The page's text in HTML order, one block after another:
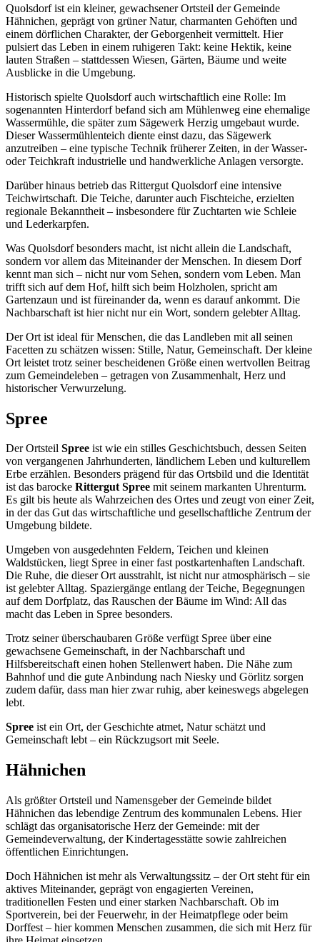
Quolsdorf ist ein kleiner, gewachsener Ortsteil der Gemeinde
Hähnichen, geprägt von grüner Natur, charmanten Gehöften und
einem dörflichen Charakter, der Geborgenheit vermittelt. Hier
pulsiert das Leben in einem ruhigeren Takt: keine Hektik, keine
lauten Straßen – stattdessen Wiesen, Gärten, Bäume und weite
Ausblicke in die Umgebung.
Historisch spielte Quolsdorf auch wirtschaftlich eine Rolle: Im
sogenannten Hinterdorf befand sich am Mühlenweg eine ehemalige
Wassermühle, die später zum Sägewerk Herzig umgebaut wurde.
Dieser Wassermühlenteich diente einst dazu, das Sägewerk
anzutreiben – eine typische Technik früherer Zeiten, in der Wasser-
oder Teichkraft industrielle und handwerkliche Anlagen versorgte.
Darüber hinaus betrieb das Rittergut Quolsdorf eine intensive
Teichwirtschaft. Die Teiche, darunter auch Fischteiche, erzielten
regionale Bekanntheit – insbesondere für Zuchtarten wie Schleie
und Lederkarpfen.
Was Quolsdorf besonders macht, ist nicht allein die Landschaft,
sondern vor allem das Miteinander der Menschen. In diesem Dorf
kennt man sich – nicht nur vom Sehen, sondern vom Leben. Man
trifft sich auf dem Hof, hilft sich beim Holzholen, spricht am
Gartenzaun und ist füreinander da, wenn es darauf ankommt. Die
Nachbarschaft ist hier nicht nur ein Wort, sondern gelebter Alltag.
Der Ort ist ideal für Menschen, die das Landleben mit all seinen
Facetten zu schätzen wissen: Stille, Natur, Gemeinschaft. Der kleine
Ort leistet trotz seiner bescheidenen Größe einen wertvollen Beitrag
zum Gemeindeleben – getragen von Zusammenhalt, Herz und
historischer Verwurzelung.
Spree
Der Ortsteil Spree ist wie ein stilles Geschichtsbuch, dessen Seiten
von vergangenen Jahrhunderten, ländlichem Leben und kulturellem
Erbe erzählen. Besonders prägend für das Ortsbild und die Identität
ist das barocke Rittergut Spree mit seinem markanten Uhrenturm.
Es gilt bis heute als Wahrzeichen des Ortes und zeugt von einer Zeit,
in der das Gut das wirtschaftliche und gesellschaftliche Zentrum der
Umgebung bildete.
Umgeben von ausgedehnten Feldern, Teichen und kleinen
Waldstücken, liegt Spree in einer fast postkartenhaften Landschaft.
Die Ruhe, die dieser Ort ausstrahlt, ist nicht nur atmosphärisch – sie
ist gelebter Alltag. Spaziergänge entlang der Teiche, Begegnungen
auf dem Dorfplatz, das Rauschen der Bäume im Wind: All das
macht das Leben in Spree besonders.
Trotz seiner überschaubaren Größe verfügt Spree über eine
gewachsene Gemeinschaft, in der Nachbarschaft und
Hilfsbereitschaft einen hohen Stellenwert haben. Die Nähe zum
Bahnhof und die gute Anbindung nach Niesky und Görlitz sorgen
zudem dafür, dass man hier zwar ruhig, aber keineswegs abgelegen
lebt.
Spree ist ein Ort, der Geschichte atmet, Natur schätzt und
Gemeinschaft lebt – ein Rückzugsort mit Seele.
Hähnichen
Als größter Ortsteil und Namensgeber der Gemeinde bildet
Hähnichen das lebendige Zentrum des kommunalen Lebens. Hier
schlägt das organisatorische Herz der Gemeinde: mit der
Gemeindeverwaltung, der Kindertagesstätte sowie zahlreichen
öffentlichen Einrichtungen.
Doch Hähnichen ist mehr als Verwaltungssitz – der Ort steht für ein
aktives Miteinander, geprägt von engagierten Vereinen,
traditionellen Festen und einer starken Nachbarschaft. Ob im
Sportverein, bei der Feuerwehr, in der Heimatpflege oder beim
Dorffest – hier kommen Menschen zusammen, die sich mit Herz für